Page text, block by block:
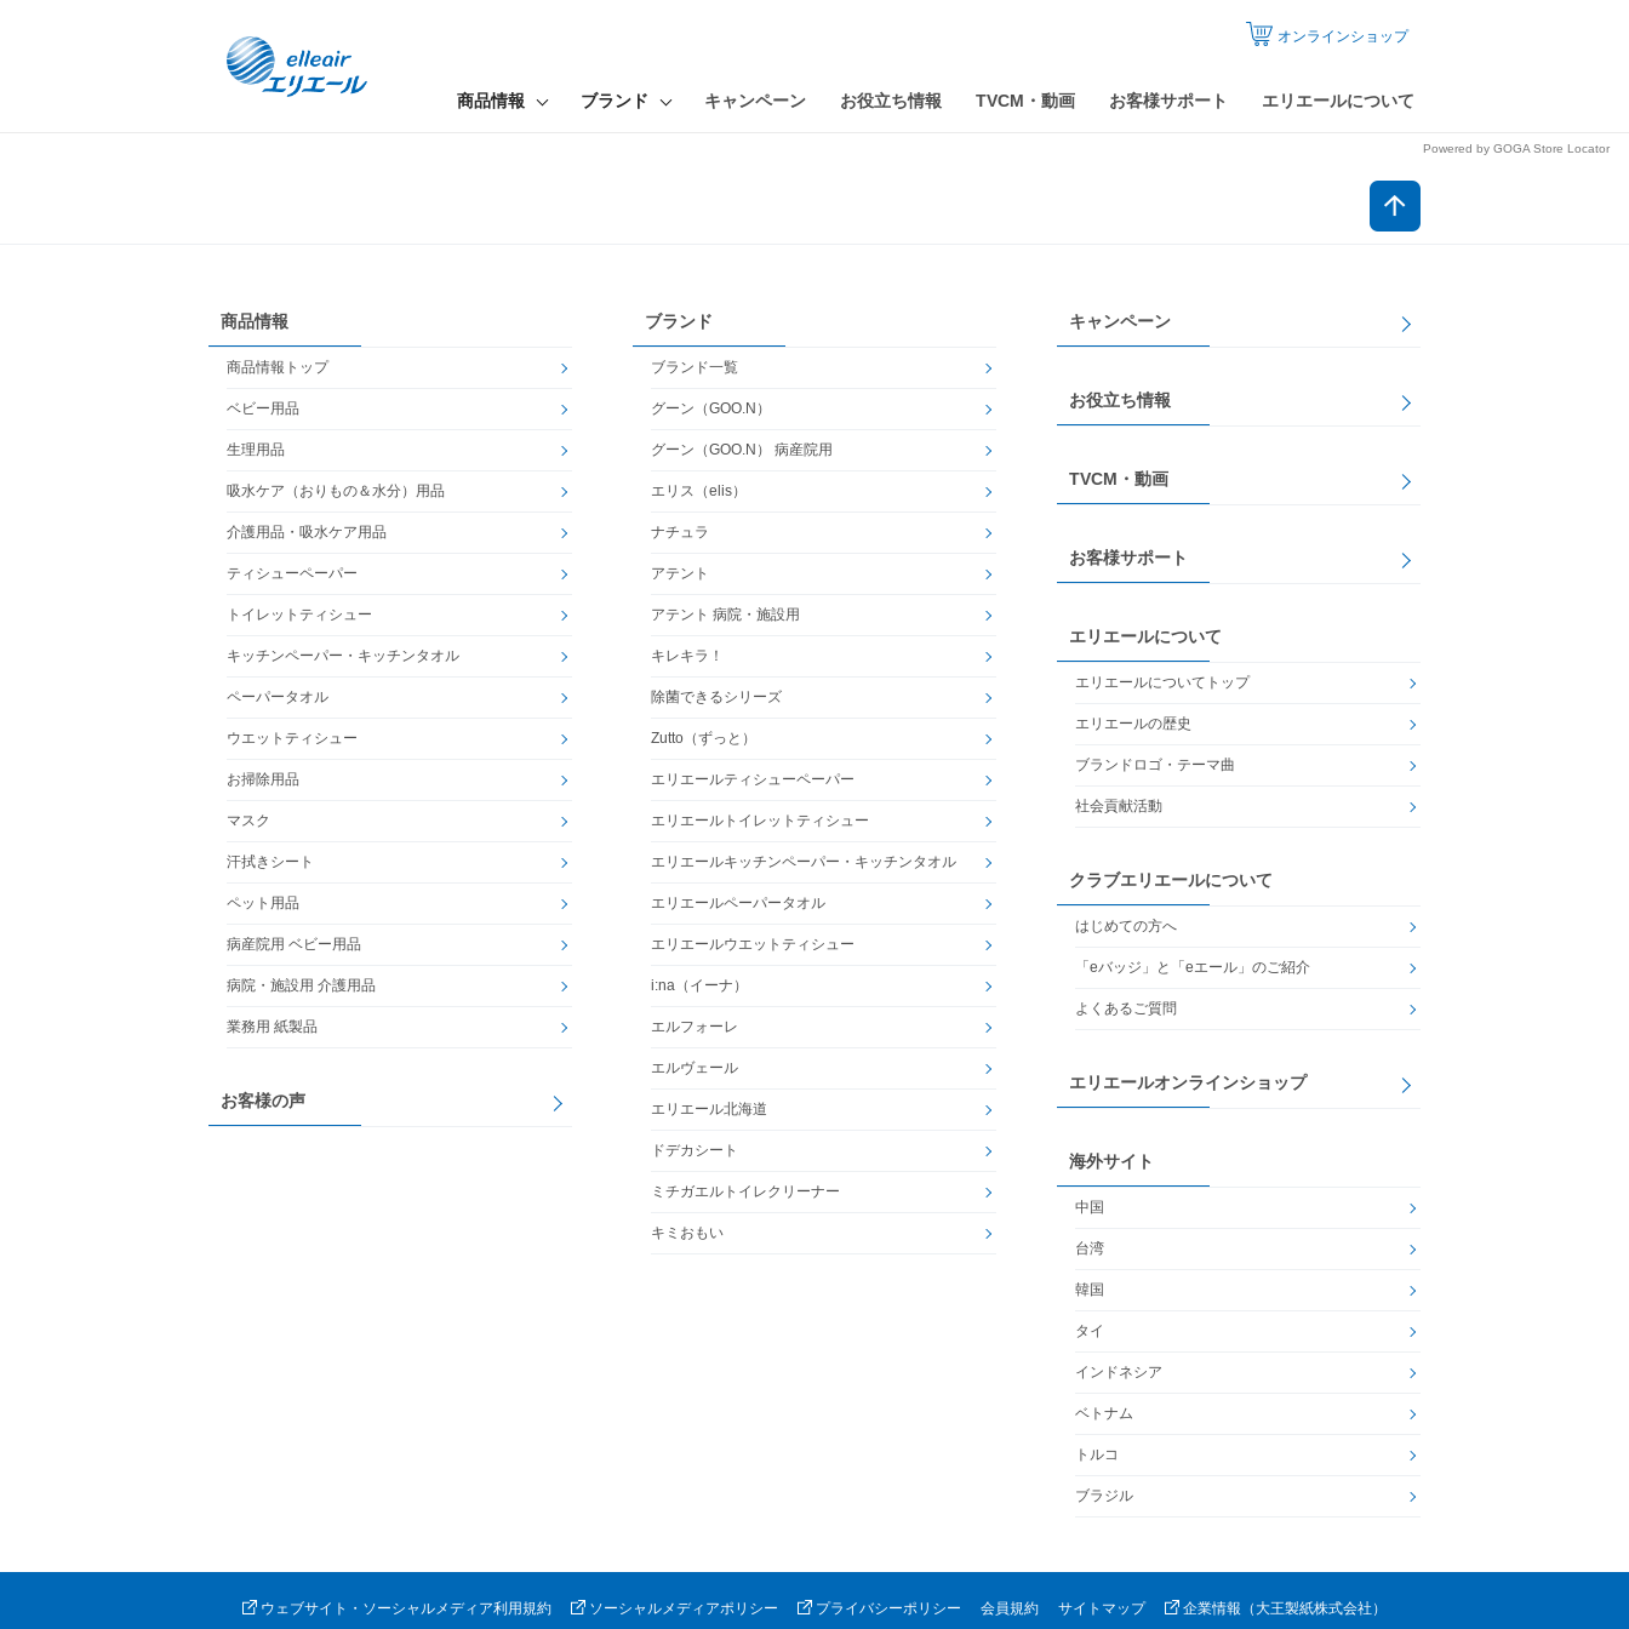
商品情報 ブランド キャンペーン お役立ち情報 TVCM・動画 お客様サポート エリエールについて
オンラインショップ
Powered by GOGA Store Locator
商品情報
商品情報トップ
ベビー用品
生理用品
吸水ケア（おりもの＆水分）用品
介護用品・吸水ケア用品
ティシューペーパー
トイレットティシュー
キッチンペーパー・キッチンタオル
ペーパータオル
ウエットティシュー
お掃除用品
マスク
汗拭きシート
ペット用品
病産院用 ベビー用品
病院・施設用 介護用品
業務用 紙製品
お客様の声
ブランド
ブランド一覧
グーン（GOO.N）
グーン（GOO.N） 病産院用
エリス（elis）
ナチュラ
アテント
アテント 病院・施設用
キレキラ！
除菌できるシリーズ
Zutto（ずっと）
エリエールティシューペーパー
エリエールトイレットティシュー
エリエールキッチンペーパー・キッチンタオル
エリエールペーパータオル
エリエールウエットティシュー
i:na（イーナ）
エルフォーレ
エルヴェール
エリエール北海道
ドデカシート
ミチガエルトイレクリーナー
キミおもい
キャンペーン
お役立ち情報
TVCM・動画
お客様サポート
エリエールについて
エリエールについてトップ
エリエールの歴史
ブランドロゴ・テーマ曲
社会貢献活動
クラブエリエールについて
はじめての方へ
「eバッジ」と「eエール」のご紹介
よくあるご質問
エリエールオンラインショップ
海外サイト
中国
台湾
韓国
タイ
インドネシア
ベトナム
トルコ
ブラジル
ウェブサイト・ソーシャルメディア利用規約 ソーシャルメディアポリシー プライバシーポリシー 会員規約 サイトマップ 企業情報（大王製紙株式会社）